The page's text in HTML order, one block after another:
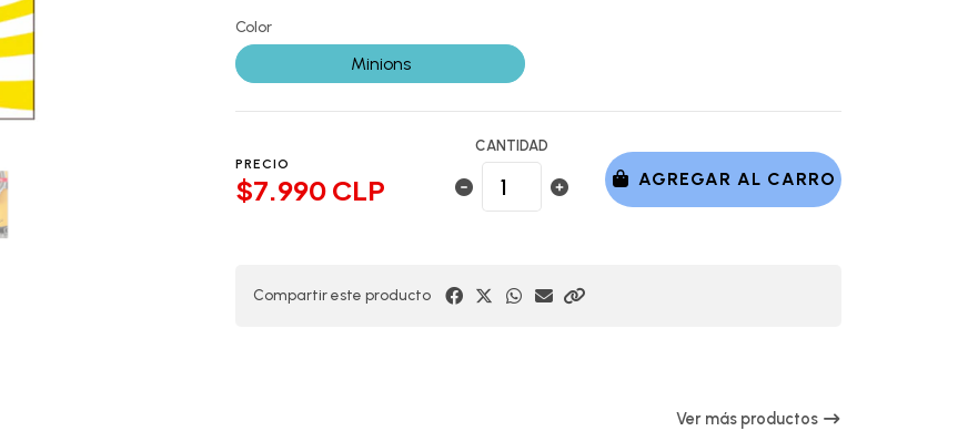
Color
Minions
PRECIO
$7.990 CLP
CANTIDAD
AGREGAR AL CARRO
Compartir este producto
Ver más productos